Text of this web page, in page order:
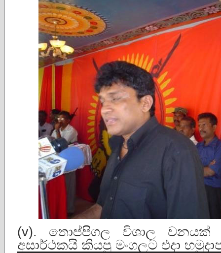
(v). තොප්පිගල විශාල වනයක්
අසාර්ථකයි කියපු මංගලට එදා